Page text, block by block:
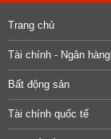
Trang chủ
Tài chính - Ngân hàng
Bất động sản
Tài chính quốc tế